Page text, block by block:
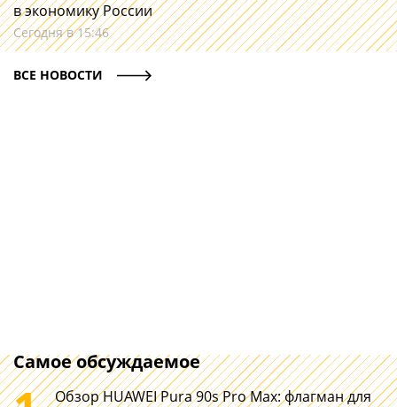
в экономику России
Сегодня в 15:46
ВСЕ НОВОСТИ
Самое обсуждаемое
Обзор HUAWEI Pura 90s Pro Max: флагман для